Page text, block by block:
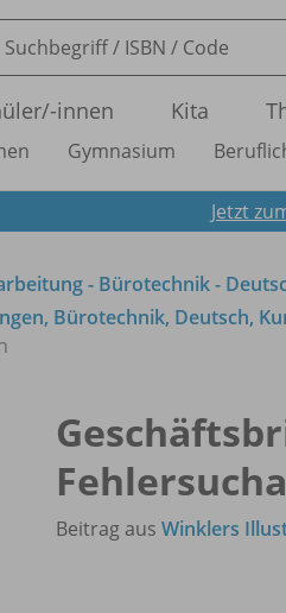
-innen Kita
Gymnasium
Jetzt
- Bürotechnik -
Bürotechnik, Deutsch,
Beitrag aus Winklers